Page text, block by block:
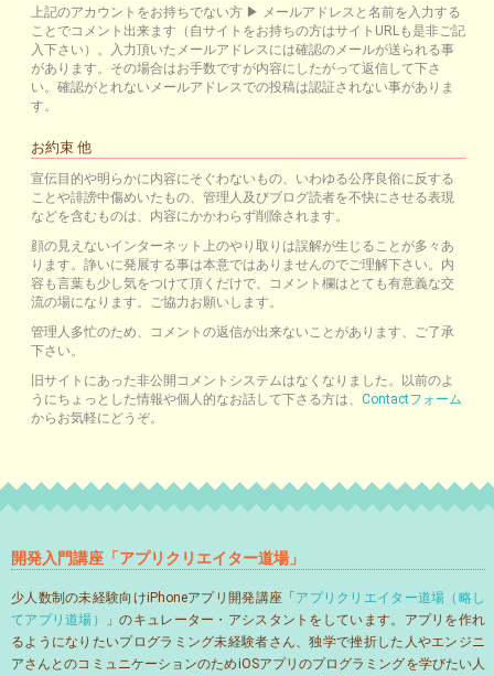
上記のアカウントをお持ちでない方 ▶ メールアドレスと名前を入力する
ことでコメント出来ます（自サイトをお持ちの方はサイトURLも是非ご記
入下さい）。入力頂いたメールアドレスには確認のメールが送られる事
があります。その場合はお手数ですが内容にしたがって返信して下さ
い。確認がとれないメールアドレスでの投稿は認証されない事がありま
す。
お約束 他
宣伝目的や明らかに内容にそぐわないもの、いわゆる公序良俗に反する
ことや誹謗中傷めいたもの、管理人及びブログ読者を不快にさせる表現
などを含むものは、内容にかかわらず削除されます。
顔の見えないインターネット上のやり取りは誤解が生じることが多々あ
ります。諍いに発展する事は本意ではありませんのでご理解下さい。内
容も言葉も少し気をつけて頂くだけで、コメント欄はとても有意義な交
流の場になります。ご協力お願いします。
管理人多忙のため、コメントの返信が出来ないことがあります、ご了承
下さい。
旧サイトにあった非公開コメントシステムはなくなりました。以前のよ
うにちょっとした情報や個人的なお話して下さる方は、 Contactフォーム
からお気軽にどうぞ。
開発入門講座「アプリクリエイター道場」
少人数制の未経験向けiPhoneアプリ開発講座「アプリクリエイター道場（略し
てアプリ道場）
」のキュレーター・アシスタントをしています。アプリを作れ
るようになりたいプログラミング未経験者さん、独学で挫折した人やエンジニ
アさんとのコミュニケーションのためiOSアプリのプログラミングを学びたい人